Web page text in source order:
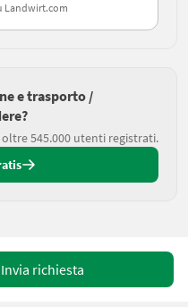
Landwirt.com
e trasporto /
545.000 utenti registrati.
Invia richiesta